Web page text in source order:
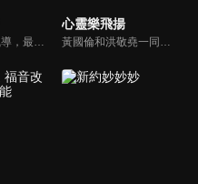
心靈樂飛揚